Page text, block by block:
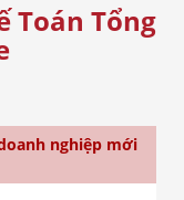
Toán Tổng
nghiệp mới